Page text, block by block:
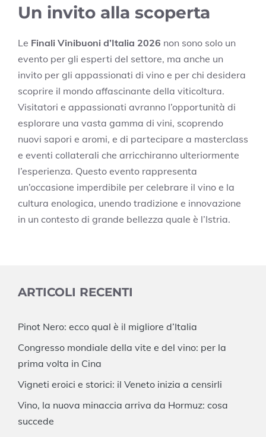
Un invito alla scoperta
Le Finali Vinibuoni d’Italia 2026 non sono solo un
evento per gli esperti del settore, ma anche un
invito per gli appassionati di vino e per chi desidera
scoprire il mondo affascinante della viticoltura.
Visitatori e appassionati avranno l’opportunità di
esplorare una vasta gamma di vini, scoprendo
nuovi sapori e aromi, e di partecipare a masterclass
e eventi collaterali che arricchiranno ulteriormente
l’esperienza. Questo evento rappresenta
un’occasione imperdibile per celebrare il vino e la
cultura enologica, unendo tradizione e innovazione
in un contesto di grande bellezza quale è l’Istria.
ARTICOLI RECENTI
Pinot Nero: ecco qual è il migliore d’Italia
Congresso mondiale della vite e del vino: per la
prima volta in Cina
Vigneti eroici e storici: il Veneto inizia a censirli
Vino, la nuova minaccia arriva da Hormuz: cosa
succede